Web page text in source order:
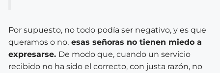
Por supuesto, no todo podía ser negativo, y es que
queramos o no, esas señoras no tienen miedo a
expresarse. De modo que, cuando un servicio
recibido no ha sido el correcto, con justa razón, no